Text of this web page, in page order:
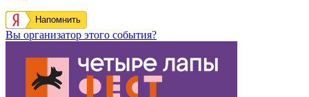
Напомнить
Вы организатор этого события?